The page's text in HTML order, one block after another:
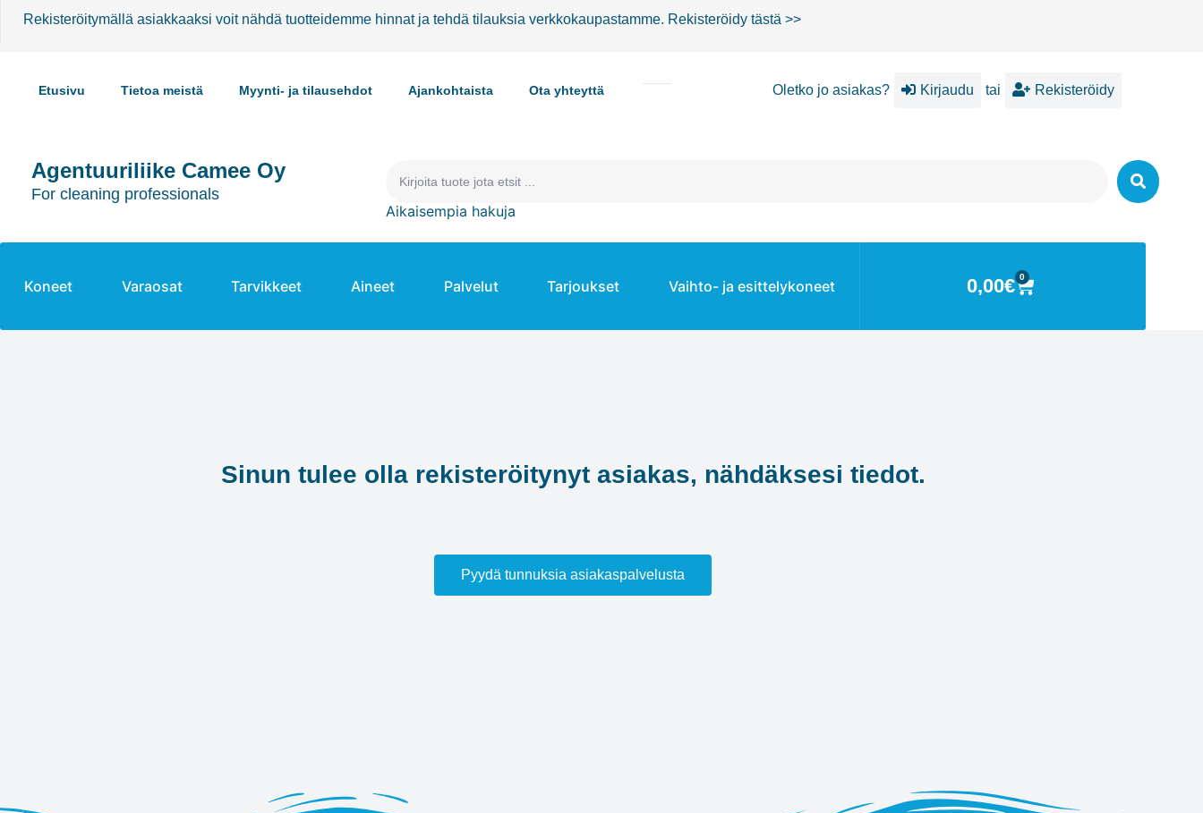
Rekisteröitymällä asiakkaaksi voit nähdä tuotteidemme hinnat ja tehdä tilauksia verkkokaupastamme. Rekisteröidy tästä >>
Etusivu Tietoa meistä Myynti- ja tilausehdot Ajankohtaista Ota yhteyttä Oletko jo asiakas? Kirjaudu tai Rekisteröidy
Agentuuriliike Camee Oy
For cleaning professionals
Aikaisempia hakuja
Koneet Varaosat Tarvikkeet Aineet Palvelut Tarjoukset Vaihto- ja esittelykoneet 0,00€ 0
Sinun tulee olla rekisteröitynyt asiakas, nähdäksesi tiedot.
Pyydä tunnuksia asiakaspalvelusta